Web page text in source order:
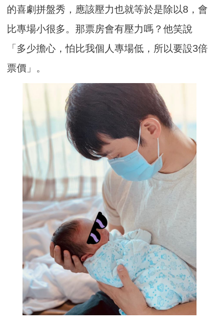
的喜劇拼盤秀，應該壓力也就等於是除以8，會
比專場小很多。那票房會有壓力嗎？他笑說
「多少擔心，怕比我個人專場低，所以要設3倍
票價」。